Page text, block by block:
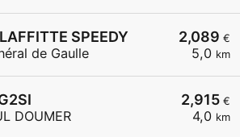
2,089 €
5,0 km
SPEEDY
de Gaulle
2,915 €
4,0 km
DOUMER